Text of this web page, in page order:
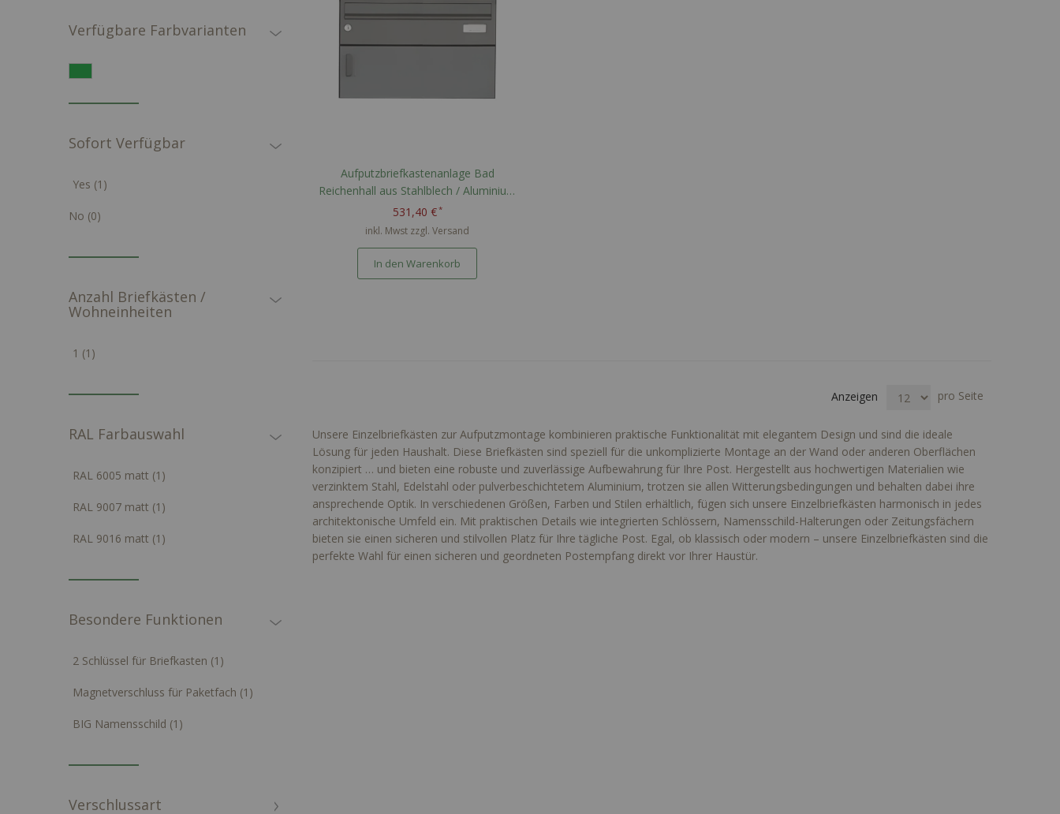
Verfügbare Farbvarianten
Sofort Verfügbar
Yes 1 Artikel
No 0Artikel
Anzahl Briefkästen /
Wohneinheiten
1 1 Artikel
RAL Farbauswahl
RAL 6005 matt 1 Artikel
RAL 9007 matt 1 Artikel
RAL 9016 matt 1 Artikel
Besondere Funktionen
2 Schlüssel für Briefkasten 1 Artikel
Magnetverschluss für Paketfach 1 Artikel
BIG Namensschild 1 Artikel
Verschlussart
Aufputzbriefkastenanlage Bad
Reichenhall aus Stahlblech / Aluminium
für 1 Parteien mit breitem Paketfach
nach PTT Norm - RAL nach Wahl
531,40 €
inkl. Mwst zzgl.Versand
In den Warenkorb
Anzeigen pro Seite
Unsere Einzelbriefkästen zur Aufputzmontage kombinieren praktische Funktionalität mit elegantem Design und sind die ideale
Lösung für jeden Haushalt. Diese Briefkästen sind speziell für die unkomplizierte Montage an der Wand oder anderen Oberflächen
konzipiert … und bieten eine robuste und zuverlässige Aufbewahrung für Ihre Post. Hergestellt aus hochwertigen Materialien wie
verzinktem Stahl, Edelstahl oder pulverbeschichtetem Aluminium, trotzen sie allen Witterungsbedingungen und behalten dabei ihre
ansprechende Optik. In verschiedenen Größen, Farben und Stilen erhältlich, fügen sich unsere Einzelbriefkästen harmonisch in jedes
architektonische Umfeld ein. Mit praktischen Details wie integrierten Schlössern, Namensschild-Halterungen oder Zeitungsfächern
bieten sie einen sicheren und stilvollen Platz für Ihre tägliche Post. Egal, ob klassisch oder modern – unsere Einzelbriefkästen sind die
perfekte Wahl für einen sicheren und geordneten Postempfang direkt vor Ihrer Haustür.